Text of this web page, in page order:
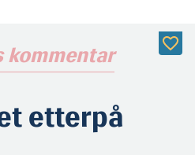
kommentar
etterpå